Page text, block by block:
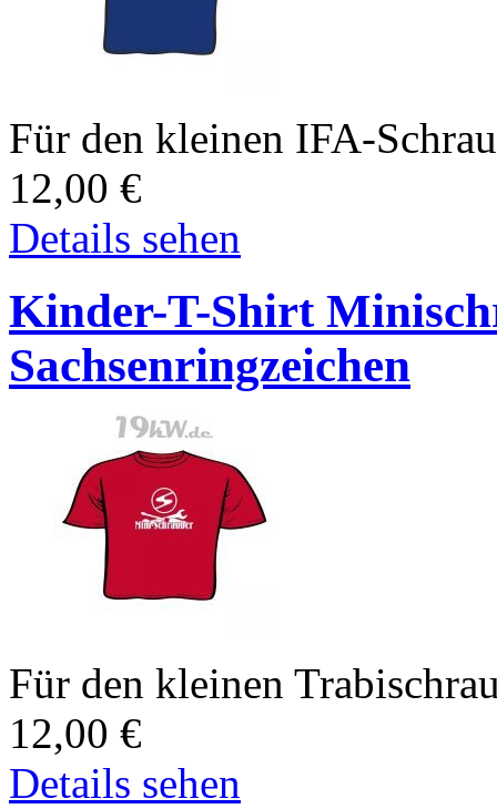
Für den kleinen IFA-
12,00 €
Details sehen
Kinder-T-Shirt
Sachsenringzeichen
Für den kleinen
12,00 €
Details sehen